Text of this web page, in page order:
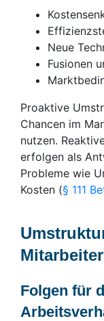
Neue
Fusionen
Proaktive
Chancen im
nutzen.
erfolgen als
Probleme wie
Kosten (§ 111
Mitarbeiter
Folgen für